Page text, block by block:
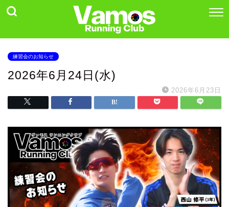
練習会のお知らせ
2026年6月24日(水)
2026年6月23日